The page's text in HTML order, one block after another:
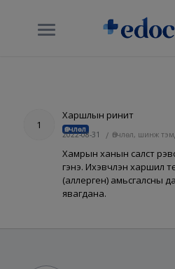
1
Харшлын ринит
Өвчлөл
2022-08-31 / Өвчлөл, шинж
Хамрын ханын салст
гэнэ. Ихэвчлэн харшил
(аллерген) амьсгалсны
явагдана.